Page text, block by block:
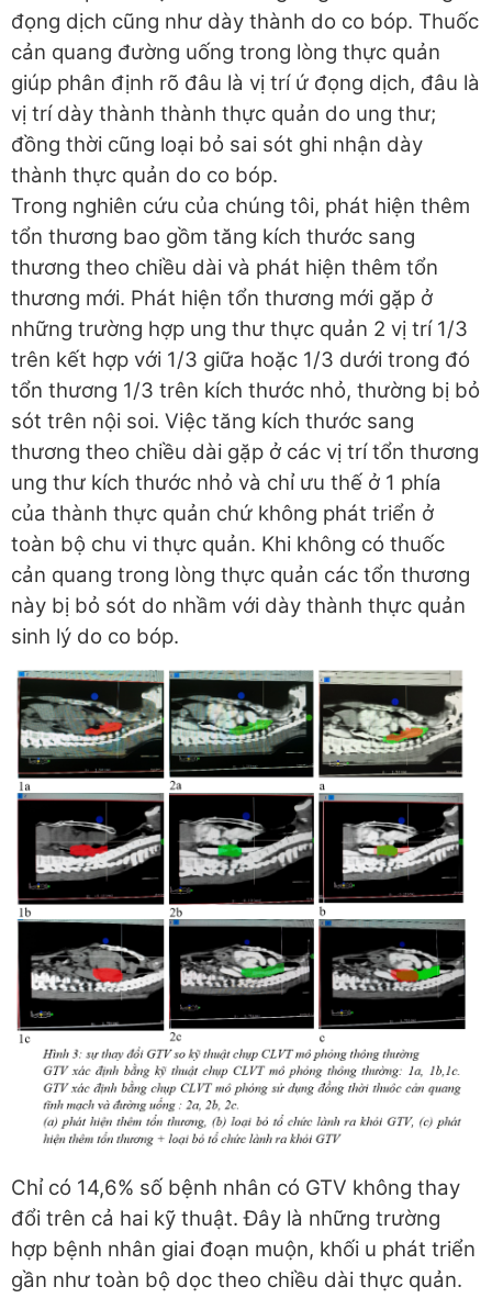
đọng dịch cũng như dày thành do co bóp. Thuốc
cản quang đường uống trong lòng thực quản
giúp phân định rõ đâu là vị trí ứ đọng dịch, đâu là
vị trí dày thành thành thực quản do ung thư;
đồng thời cũng loại bỏ sai sót ghi nhận dày
thành thực quản do co bóp.
Trong nghiên cứu của chúng tôi, phát hiện thêm
tổn thương bao gồm tăng kích thước sang
thương theo chiều dài và phát hiện thêm tổn
thương mới. Phát hiện tổn thương mới gặp ở
những trường hợp ung thư thực quản 2 vị trí 1/3
trên kết hợp với 1/3 giữa hoặc 1/3 dưới trong đó
tổn thương 1/3 trên kích thước nhỏ, thường bị bỏ
sót trên nội soi. Việc tăng kích thước sang
thương theo chiều dài gặp ở các vị trí tổn thương
ung thư kích thước nhỏ và chỉ ưu thế ở 1 phía
của thành thực quản chứ không phát triển ở
toàn bộ chu vi thực quản. Khi không có thuốc
cản quang trong lòng thực quản các tổn thương
này bị bỏ sót do nhầm với dày thành thực quản
sinh lý do co bóp.
Chỉ có 14,6% số bệnh nhân có GTV không thay
đổi trên cả hai kỹ thuật. Đây là những trường
hợp bệnh nhân giai đoạn muộn, khối u phát triển
gần như toàn bộ dọc theo chiều dài thực quản.